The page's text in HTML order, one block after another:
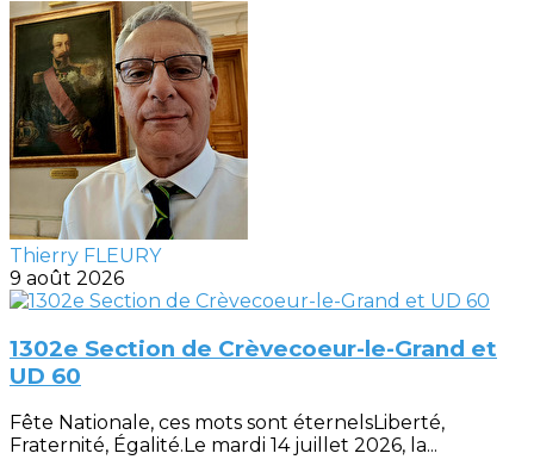
Thierry FLEURY
9 août 2026
1302e Section de Crèvecoeur-le-Grand et
UD 60
Fête Nationale, ces mots sont éternelsLiberté,
Fraternité, Égalité.Le mardi 14 juillet 2026, la...